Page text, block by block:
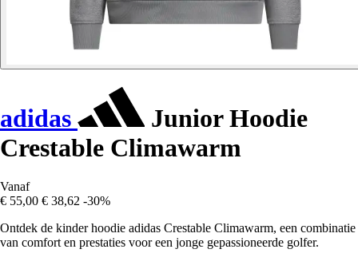
adidas
Junior Hoodie
Crestable Climawarm
Vanaf
€ 55,00 € 38,62 -30%
Ontdek de kinder hoodie adidas Crestable Climawarm, een combinatie
van comfort en prestaties voor een jonge gepassioneerde golfer.